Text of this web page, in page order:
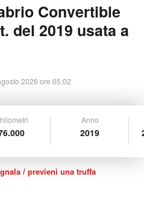
Convertible
del 2019 usata a
2026 ore 05:02
Anno
2019
/ previeni una truffa